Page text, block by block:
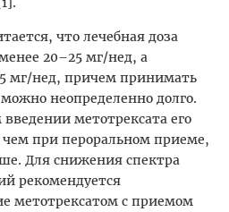
что лечебная доза
20–25 мг/нед, а
мг/нед, причем принимать
неопределенно долго.
метотрексата его
при пероральном приеме,
Для снижения спектра
рекомендуется
метотрексатом с приемом